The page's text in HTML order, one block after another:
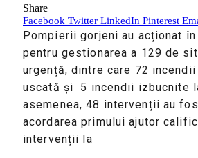
Share
Facebook Twitter LinkedIn Pinterest
Pompierii gorjeni au acționat
pentru gestionarea a 129 de
urgență, dintre care 72
uscată și 5 incendii izbucnite
asemenea, 48 intervenții au
acordarea primului ajutor
intervenții la